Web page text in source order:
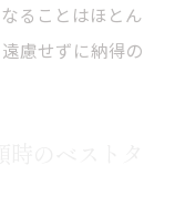
ることはほとん
慮せずに納得の